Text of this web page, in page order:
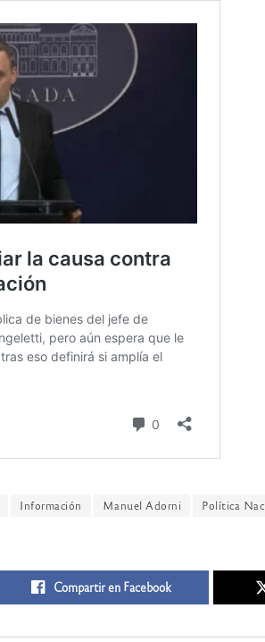
Información Manuel Adorni Política
Compartir en Facebook